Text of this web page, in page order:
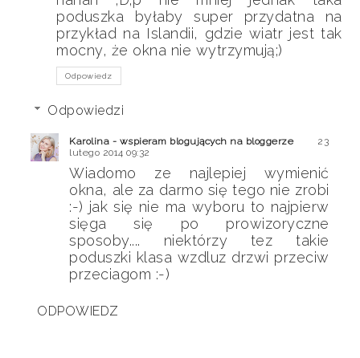
poduszka byłaby super przydatna na
przykład na Islandii, gdzie wiatr jest tak
mocny, że okna nie wytrzymują;)
Odpowiedz
Odpowiedzi
Karolina - wspieram blogujących na bloggerze
23
lutego 2014 09:32
Wiadomo ze najlepiej wymienić
okna, ale za darmo się tego nie zrobi
:-) jak się nie ma wyboru to najpierw
sięga się po prowizoryczne
sposoby.... niektórzy tez takie
poduszki klasa wzdluz drzwi przeciw
przeciagom :-)
ODPOWIEDZ